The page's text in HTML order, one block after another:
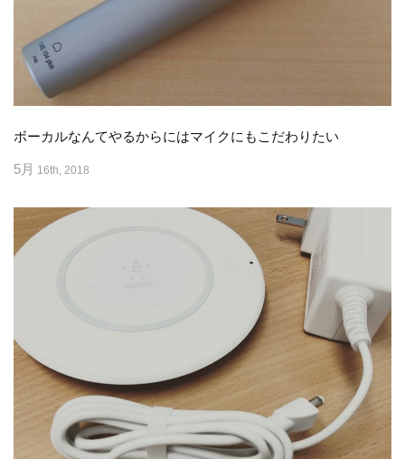
ボーカルなんてやるからにはマイクにもこだわりたい
5月 16th, 2018